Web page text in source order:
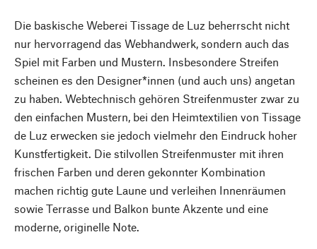
Die baskische Weberei Tissage de Luz beherrscht nicht
nur hervorragend das Webhandwerk, sondern auch das
Spiel mit Farben und Mustern. Insbesondere Streifen
scheinen es den Designer*innen (und auch uns) angetan
zu haben. Webtechnisch gehören Streifenmuster zwar zu
den einfachen Mustern, bei den Heimtextilien von Tissage
de Luz erwecken sie jedoch vielmehr den Eindruck hoher
Kunstfertigkeit. Die stilvollen Streifenmuster mit ihren
frischen Farben und deren gekonnter Kombination
machen richtig gute Laune und verleihen Innenräumen
sowie Terrasse und Balkon bunte Akzente und eine
moderne, originelle Note.